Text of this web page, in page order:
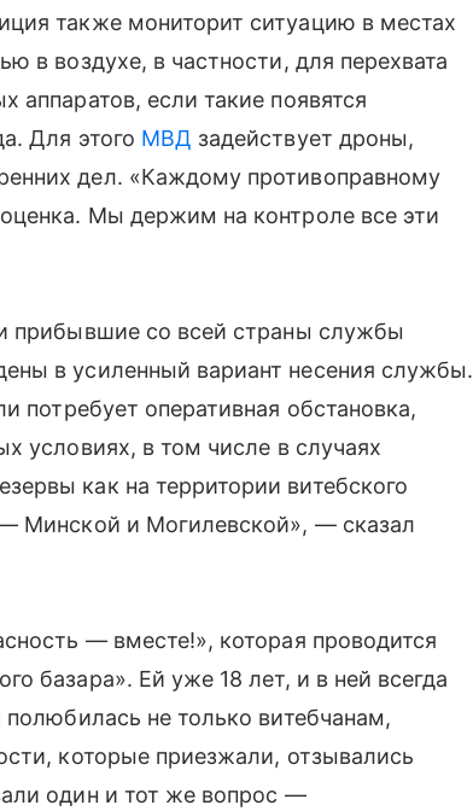
также мониторит ситуацию в местах
в воздухе, в частности, для перехвата
аппаратов, если такие появятся
Для этого МВД задействует дроны,
дел. «Каждому противоправному
Мы держим на контроле все эти
прибывшие со всей страны службы
в усиленный вариант несения службы.
потребует оперативная обстановка,
условиях, в том числе в случаях
как на территории витебского
Минской и Могилевской», — сказал
— вместе!», которая проводится
базара». Ей уже 18 лет, и в ней всегда
не только витебчанам,
которые приезжали, отзывались
один и тот же вопрос —